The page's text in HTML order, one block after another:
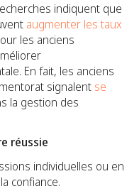
indiquent que
augmenter les taux
les anciens
En fait, les anciens
signalent se
la gestion des
réussie
individuelles ou en
confiance.